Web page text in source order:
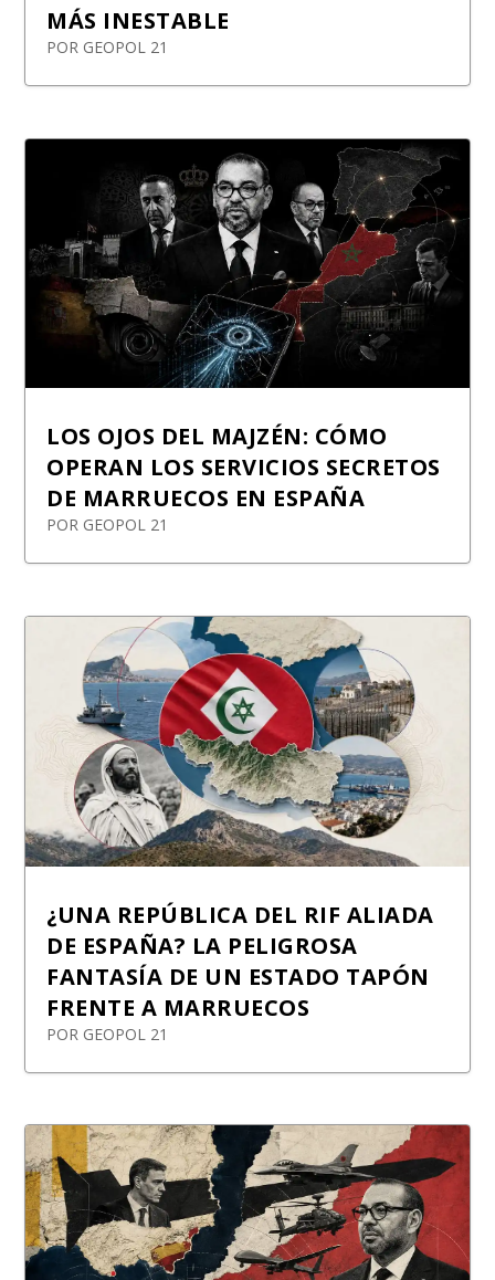
MÁS INESTABLE
POR GEOPOL 21
LOS OJOS DEL MAJZÉN: CÓMO
OPERAN LOS SERVICIOS SECRETOS
DE MARRUECOS EN ESPAÑA
POR GEOPOL 21
¿UNA REPÚBLICA DEL RIF ALIADA
DE ESPAÑA? LA PELIGROSA
FANTASÍA DE UN ESTADO TAPÓN
FRENTE A MARRUECOS
POR GEOPOL 21